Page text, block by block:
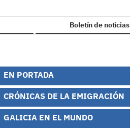
Boletín de noticias
EN PORTADA
CRÓNICAS DE LA EMIGRACIÓN
GALICIA EN EL MUNDO